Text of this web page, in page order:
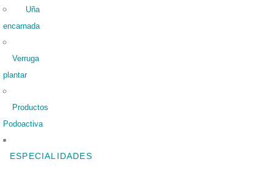
Uña
encarnada
Verruga
plantar
Productos
Podoactiva
ESPECIALIDADES